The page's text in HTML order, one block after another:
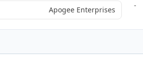
Apogee Enterprises -